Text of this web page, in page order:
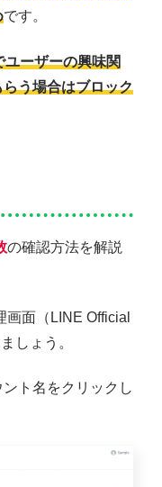
です。
ーザーの興味関
う場合はブロック
の確認方法を解説
画面（LINE Official
しょう。
ト名をクリックし